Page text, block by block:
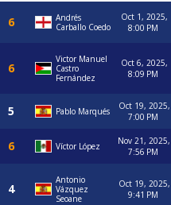
Andrés
Carballo Coedo
Oct 1, 2025,
8:00 PM
Victor Manuel
Castro
Fernández
Oct 6, 2025,
8:09 PM
Pablo Marqués
Oct 19, 2025,
7:00 PM
Víctor López
Nov 21, 2025,
7:56 PM
Antonio
Vázquez
Seoane
Oct 19, 2025,
9:41 PM